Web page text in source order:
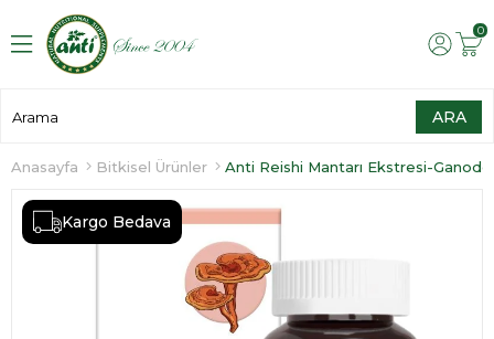
0
Anasayfa Bitkisel Ürünler Anti Reishi Mantarı Ekstresi-
Kargo Bedava